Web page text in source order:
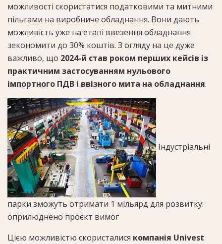
можливості скористатися податковими та митними
пільгами на виробниче обладнання. Вони дають
можливість уже на етапі ввезення обладнання
зекономити до 30% коштів. З огляду на це дуже
важливо, що 2024-й став роком перших кейсів із
практичним застосуванням нульового
імпортного ПДВ і ввізного мита на обладнання.
Індустріальні
парки зможуть отримати 1 мільярд для розвитку:
оприлюднено проєкт вимог
Цією можливістю скористалися компанія Univest